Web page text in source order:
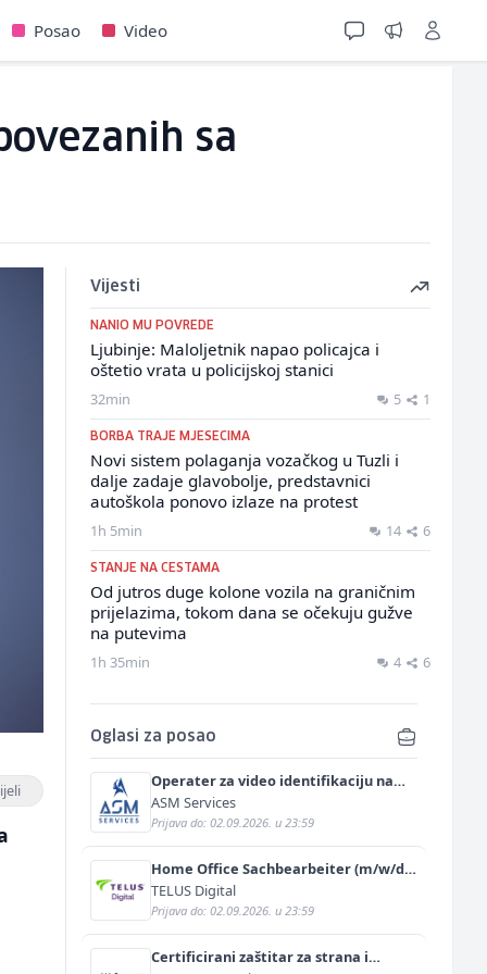
Posao Video
sa
Vijesti
NANIO MU POVREDE
Ljubinje: Maloljetnik napao policajca i
oštetio vrata u policijskoj stanici
32min 5 1
BORBA TRAJE MJESECIMA
Novi sistem polaganja vozačkog u Tuzli i
dalje zadaje glavobolje, predstavnici
autoškola ponovo izlaze na protest
1h 5min 14 6
STANJE NA CESTAMA
Od jutros duge kolone vozila na graničnim
prijelazima, tokom dana se očekuju gužve
na putevima
1h 35min 4 6
Oglasi za posao
Operater za video identifikaciju na
njemačkom jeziku (m/ž)
ASM Services
Prijava do: 02.09.2026. u 23:59
Home Office Sachbearbeiter (m/w/d)
für einen bekannten deutschen
Energieversorger
TELUS Digital
Prijava do: 02.09.2026. u 23:59
Certificirani zaštitar za strana i